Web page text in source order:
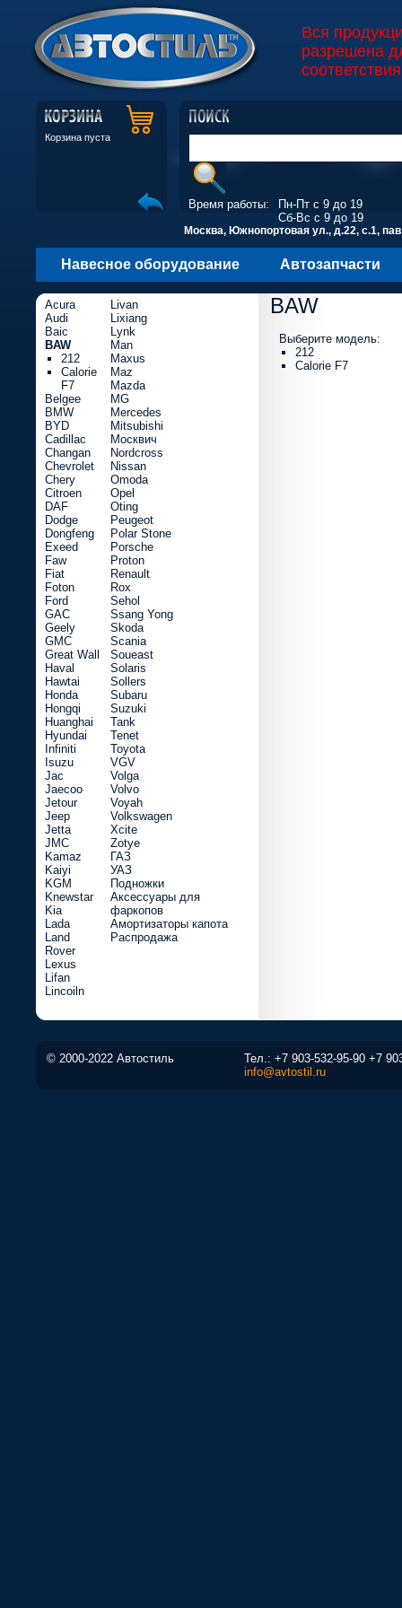
Вся
разрешена
Корзина пуста
Время работы:
Пн-Пт с 9 до 19
Сб-Вс с 9 до 19
Москва, Южнопортовая ул., д.22, с.1,
Навесное оборудование Автозапчасти
BAW
Выберите модель:
212
Calorie F7
Acura
Audi
Baic
BAW
212
Calorie
F7
Belgee
BMW
BYD
Cadillac
Changan
Chevrolet
Chery
Citroen
DAF
Dodge
Dongfeng
Exeed
Faw
Fiat
Foton
Ford
GAC
Geely
GMC
Great Wall
Haval
Hawtai
Honda
Hongqi
Huanghai
Hyundai
Infiniti
Isuzu
Jac
Jaecoo
Jetour
Jeep
Jetta
JMC
Kamaz
Kaiyi
KGM
Knewstar
Kia
Lada
Land
Rover
Lexus
Lifan
Lincoiln
Livan
Lixiang
Lynk
Man
Maxus
Maz
Mazda
MG
Mercedes
Mitsubishi
Москвич
Nordcross
Nissan
Omoda
Opel
Oting
Peugeot
Polar Stone
Porsche
Proton
Renault
Rox
Sehol
Ssang Yong
Skoda
Scania
Soueast
Solaris
Sollers
Subaru
Suzuki
Tank
Tenet
Toyota
VGV
Volga
Volvo
Voyah
Volkswagen
Xcite
Zotye
ГАЗ
УАЗ
Подножки
Аксессуары для
фаркопов
Амортизаторы капота
Распродажа
© 2000-2022 Автостиль Тел.: +7 903-532-95-90 +7
info@avtostil.ru